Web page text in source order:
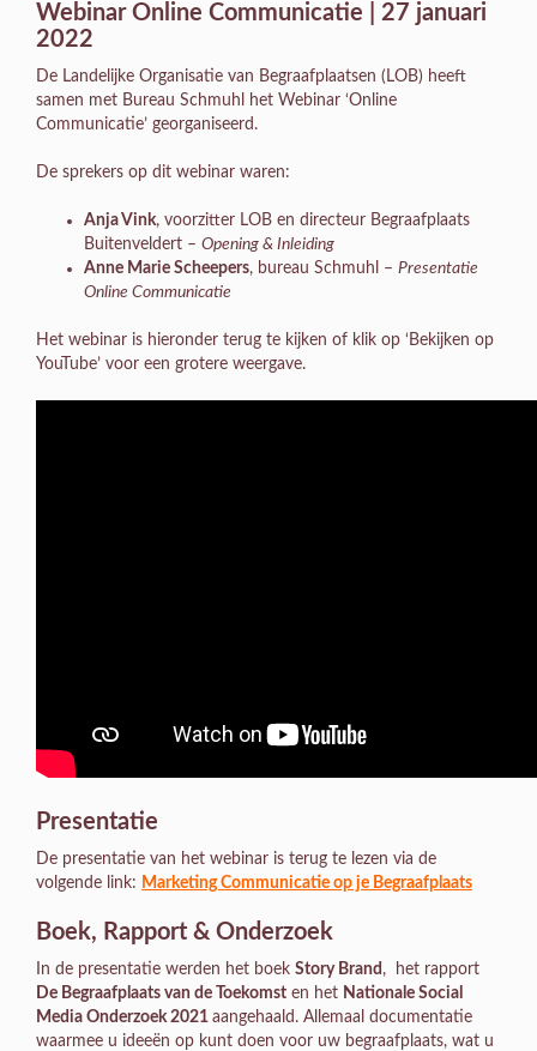
Webinar Online Communicatie | 27 januari
2022
De Landelijke Organisatie van Begraafplaatsen (LOB) heeft
samen met Bureau Schmuhl het Webinar ‘Online
Communicatie’ georganiseerd.
De sprekers op dit webinar waren:
Anja Vink, voorzitter LOB en directeur Begraafplaats
Buitenveldert – Opening & Inleiding
Anne Marie Scheepers, bureau Schmuhl – Presentatie
Online Communicatie
Het webinar is hieronder terug te kijken of klik op ‘Bekijken op
YouTube’ voor een grotere weergave.
Presentatie
De presentatie van het webinar is terug te lezen via de
volgende link: Marketing Communicatie op je Begraafplaats
Boek, Rapport & Onderzoek
In de presentatie werden het boek Story Brand , het rapport
De Begraafplaats van de Toekomst en het Nationale Social
Media Onderzoek 2021 aangehaald. Allemaal documentatie
waarmee u ideeën op kunt doen voor uw begraafplaats, wat u